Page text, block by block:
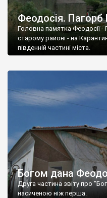
Феодосія. Пагорб
Головна памятка Феодосії -
старому районі - на
південній частині міста.
Богом дана
Друга частина звіту про
насиченою ніж перша.